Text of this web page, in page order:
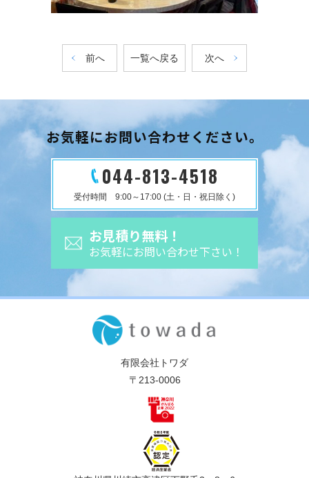
前へ 一覧へ戻る 次へ
お気軽にお問い合わせください。
044-813-4518
受付時間 9:00～17:00 (土・日・祝日除く)
お見積り無料！
お気軽にお問い合わせ下さい！
有限会社トワダ
〒213-0006